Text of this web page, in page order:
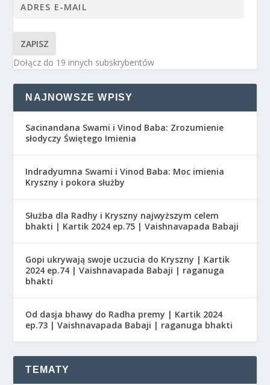
ZAPISZ
Dołącz do 19 innych subskrybentów
NAJNOWSZE WPISY
Sacinandana Swami i Vinod Baba: Zrozumienie
słodyczy Świętego Imienia
Indradyumna Swami i Vinod Baba: Moc imienia
Kryszny i pokora służby
Służba dla Radhy i Kryszny najwyższym celem
bhakti | Kartik 2024 ep.75 | Vaishnavapada Babaji
Gopi ukrywają swoje uczucia do Kryszny | Kartik
2024 ep.74 | Vaishnavapada Babaji | raganuga
bhakti
Od dasja bhawy do Radha premy | Kartik 2024
ep.73 | Vaishnavapada Babaji | raganuga bhakti
TEMATY